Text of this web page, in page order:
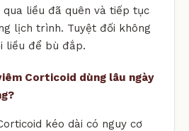
liều đã quên và tiếp tục
lịch trình. Tuyệt đối không
liều để bù đắp.
Corticoid dùng lâu ngày
kéo dài có nguy cơ